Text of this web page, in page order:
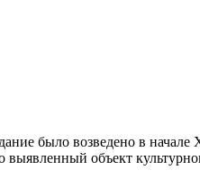
было возведено в начале
объект